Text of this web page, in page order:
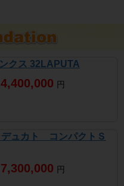
クス 32LAPUTA
4,400,000 円
デュカト コンパクトＳ
7,300,000 円